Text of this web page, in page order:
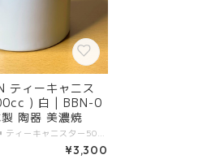
ティーキャニス
) 白 | BBN-0
陶器 美濃焼
【商品内容】 ◾️ ティーキャニスター50 ( 200cc ) 本体 1つ 【製品仕様】 ◾️ サイズ：50 ( 200cc ) ◾️ カラー：ホワイト ◾️ 素材 ・本体：陶器（美濃焼） ・金属部分：18-8ステンレス（日本製） ◾️ 食洗機：使用可 【生産地】 ◾️ ZEROJAPAN ティーキャニスター50（200cc） 本体：日本製・岐阜県土岐市 金属部分：日本製・新潟県燕市 【加工者】 有限会社 ZERO JAPAN 【販売者】 有限会社ガーラジャパン 【お届けについて】 「宅配便（送料無料）」にて、大切にお届けします。 日付指定が可能です。
¥3,300